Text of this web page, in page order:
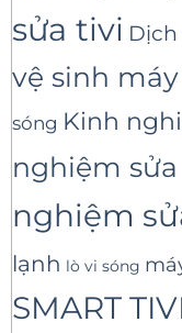
sửa tivi Dịch
vệ sinh
sóng Kinh
nghiệm
nghiệm
lạnh lò vi sóng
SMART